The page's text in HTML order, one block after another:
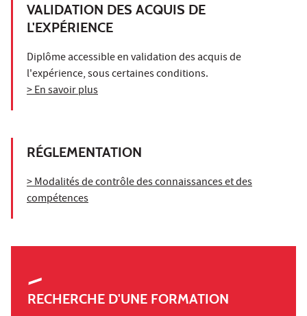
VALIDATION DES ACQUIS DE
L'EXPÉRIENCE
Diplôme accessible en validation des acquis de
l'expérience, sous certaines conditions.
> En savoir plus
RÉGLEMENTATION
> Modalités de contrôle des connaissances et des
compétences
RECHERCHE D'UNE FORMATION